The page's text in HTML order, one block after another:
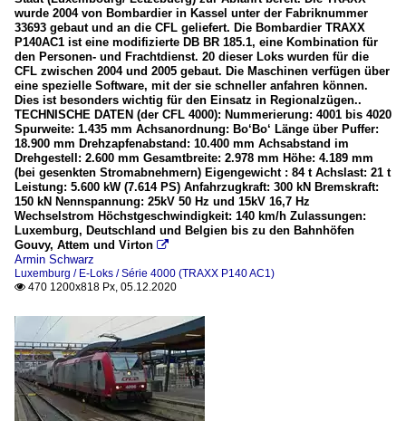
wurde 2004 von Bombardier in Kassel unter der Fabriknummer
33693 gebaut und an die CFL geliefert. Die Bombardier TRAXX
P140AC1 ist eine modifizierte DB BR 185.1, eine Kombination für
den Personen- und Frachtdienst. 20 dieser Loks wurden für die
CFL zwischen 2004 und 2005 gebaut. Die Maschinen verfügen über
eine spezielle Software, mit der sie schneller anfahren können.
Dies ist besonders wichtig für den Einsatz in Regionalzügen..
TECHNISCHE DATEN (der CFL 4000): Nummerierung: 4001 bis 4020
Spurweite: 1.435 mm Achsanordnung: Bo‘Bo‘ Länge über Puffer:
18.900 mm Drehzapfenabstand: 10.400 mm Achsabstand im
Drehgestell: 2.600 mm Gesamtbreite: 2.978 mm Höhe: 4.189 mm
(bei gesenkten Stromabnehmern) Eigengewicht : 84 t Achslast: 21 t
Leistung: 5.600 kW (7.614 PS) Anfahrzugkraft: 300 kN Bremskraft:
150 kN Nennspannung: 25kV 50 Hz und 15kV 16,7 Hz
Wechselstrom Höchstgeschwindigkeit: 140 km/h Zulassungen:
Luxemburg, Deutschland und Belgien bis zu den Bahnhöfen
Gouvy, Attem und Virton 
Armin Schwarz
Luxemburg / E-Loks / Série 4000 (TRAXX P140 AC1)
 470 1200x818 Px, 05.12.2020